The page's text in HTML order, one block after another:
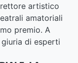
artistico
amatoriali
premio. A
di esperti